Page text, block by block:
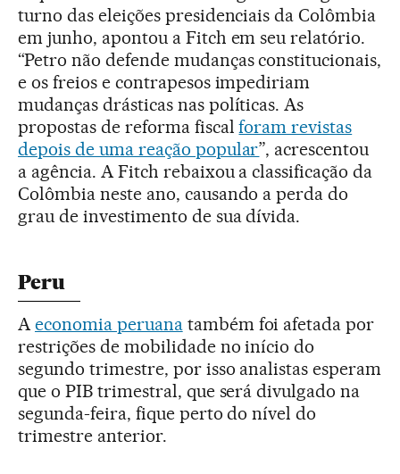
turno das eleições presidenciais da Colômbia
em junho, apontou a Fitch em seu relatório.
“Petro não defende mudanças constitucionais,
e os freios e contrapesos impediriam
mudanças drásticas nas políticas. As
propostas de reforma fiscalforam revistas
depois de uma reação popular”, acrescentou
a agência. A Fitch rebaixou a classificação da
Colômbia neste ano, causando a perda do
grau de investimento de sua dívida.
Peru
Aeconomia peruanatambém foi afetada por
restrições de mobilidade no início do
segundo trimestre, por isso analistas esperam
que o PIB trimestral, que será divulgado na
segunda-feira, fique perto do nível do
trimestre anterior.